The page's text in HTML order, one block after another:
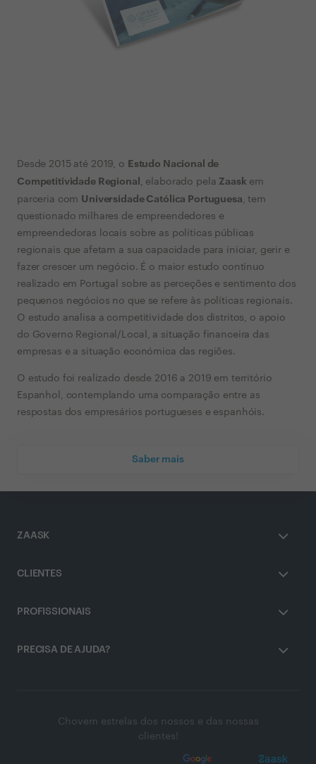
Desde 2015 até 2019, o Estudo Nacional de
Competitividade Regional , elaborado pela Zaask em
parceria com Universidade Católica Portuguesa , tem
questionado milhares de empreendedores e
empreendedoras locais sobre as políticas públicas
regionais que afetam a sua capacidade para iniciar, gerir e
fazer crescer um negócio. É o maior estudo contínuo
realizado em Portugal sobre as perceções e sentimento dos
pequenos negócios no que se refere às políticas regionais.
O estudo analisa a competitividade dos distritos, o apoio
do Governo Regional/Local, a situação financeira das
empresas e a situação económica das regiões.
O estudo foi realizado desde 2016 a 2019 em território
Espanhol, contemplando uma comparação entre as
respostas dos empresários portugueses e espanhóis.
Saber mais
ZAASK
CLIENTES
PROFISSIONAIS
PRECISA DE AJUDA?
Chovem estrelas dos nossos e das nossas
clientes!